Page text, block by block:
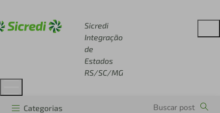
Sicredi
Integração
de
Estados
RS/SC/MG
Categorias